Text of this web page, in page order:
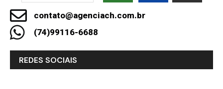
contato@agenciach.com.br
(74)99116-6688
REDES SOCIAIS